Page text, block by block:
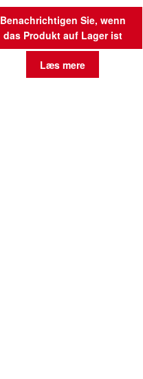
Benachrichtigen Sie, wenn
das Produkt auf Lager ist
Læs mere